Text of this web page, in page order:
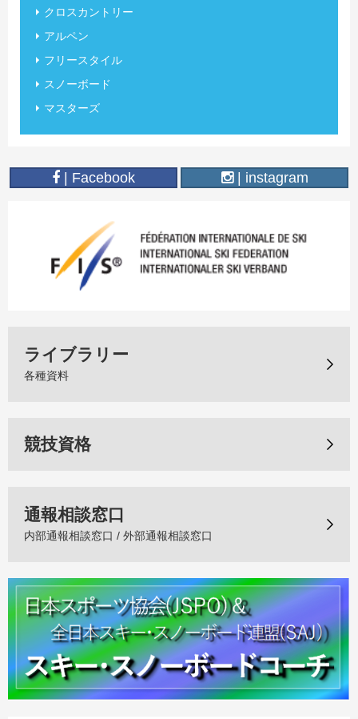
クロスカントリー
アルペン
フリースタイル
スノーボード
マスターズ
| Facebook | instagram
ライブラリー
各種資料
競技資格
通報相談窓口
内部通報相談窓口 / 外部通報相談窓口